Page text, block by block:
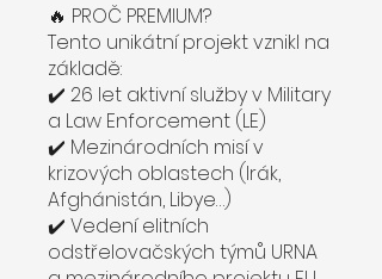
🔥 PROČ PREMIUM?
Tento unikátní projekt vznikl na
základě:
✔️ 26 let aktivní služby v Military
a Law Enforcement (LE)
✔️ Mezinárodních misí v
krizových oblastech (Irák,
Afghánistán, Libye…)
✔️ Vedení elitních
odstřelovačských týmů URNA